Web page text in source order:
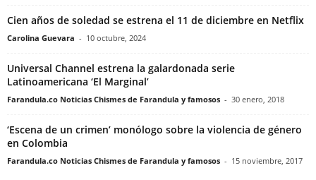
Cien años de soledad se estrena el 11 de diciembre en Netflix
Carolina Guevara - 10 octubre, 2024
Universal Channel estrena la galardonada serie
Latinoamericana ‘El Marginal’
Farandula.co Noticias Chismes de Farandula y famosos - 30 enero, 2018
‘Escena de un crimen’ monólogo sobre la violencia de género
en Colombia
Farandula.co Noticias Chismes de Farandula y famosos - 15 noviembre, 2017